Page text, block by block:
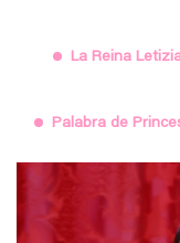
La Reina
Palabra de